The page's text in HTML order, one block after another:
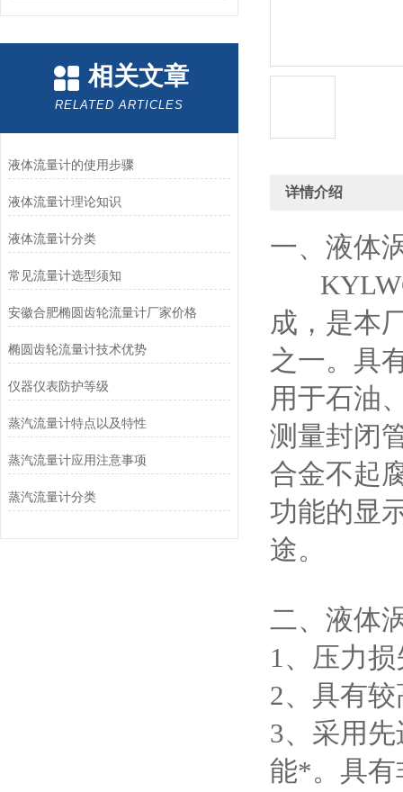
相关文章
RELATED ARTICLES
液体流量计的使用步骤
液体流量计理论知识
液体流量计分类
常见流量计选型须知
安徽合肥椭圆齿轮流量计厂家价格
椭圆齿轮流量计技术优势
仪器仪表防护等级
蒸汽流量计特点以及特性
蒸汽流量计应用注意事项
蒸汽流量计分类
详情介绍
一、液体
成，是本
之一。 具
用于石油
测量封闭
合金不起
功能的显
途。
二、液体
1、压力
2、具有
3、采用
能*。具有